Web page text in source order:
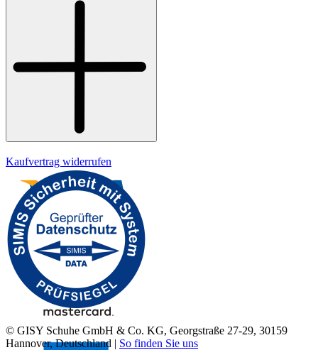
Kaufvertrag widerrufen
© GISY Schuhe GmbH & Co. KG, Georgstraße 27-29, 30159
Hannover, Deutschland | So finden Sie uns